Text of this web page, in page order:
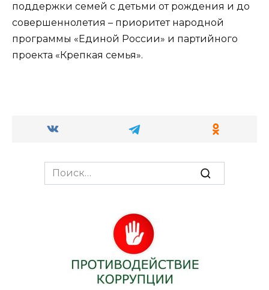
поддержки семей с детьми от рождения и до
совершеннолетия – приоритет народной
программы «Единой России» и партийного
проекта «Крепкая семья».
Search
for: